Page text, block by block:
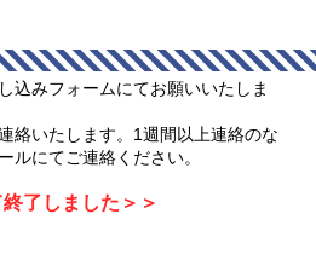
込みフォームにてお願いいたしま
絡いたします。1週間以上連絡のな
ルにてご連絡ください。
了しました＞＞